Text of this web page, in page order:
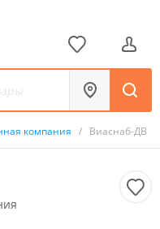
компания / Виаснаб-ДВ